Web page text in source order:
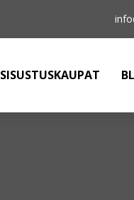
SISUSTUSKAUPAT